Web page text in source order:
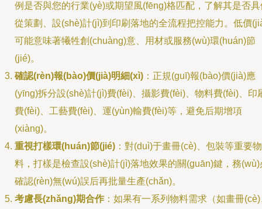
例是否與您的行業(yè)或期望風(fēng)格匹配，了解其是否具
從策劃、設(shè)計(jì)到印刷落地的全流程把控能力。低價
可能意味著犧牲創(chuàng)意、用材或服務(wù)環(huán)節
(jié)。
確認(rèn)報(bào)價(jià)明細(xì) ：正規(guī)報(bào)價(jià)應
(yīng)拆分設(shè)計(jì)費(fèi)、攝影費(fèi)、物料費(fèi)、印
費(fèi)、工藝費(fèi)、運(yùn)輸費(fèi)等，避免后期增項
(xiàng)。
重視打樣環(huán)節(jié) ：對(duì)于畫冊(cè)、包裝等重要物
料，打樣是檢查設(shè)計(jì)落地效果的關(guān)鍵，務(wù)
確認(rèn)無(wú)誤后再批量生產(chǎn)。
考慮長(zhǎng)期合作 ：如果有一系列物料需求（如畫冊